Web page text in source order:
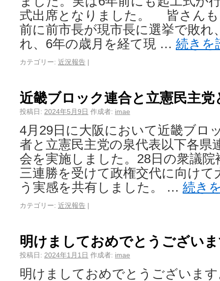
式出席となりました。 皆さんも
前に前市長が現市長に選挙で敗れ
れ、6年の歳月を経て現 … 続きを
カテゴリー: 近況報告 |
近畿ブロック連合と立憲民主党
投稿日: 2024年5月9日 作成者: imae
4月29日に大阪において近畿ブロ
者と立憲民主党の泉代表以下各県
会を実施しました。28日の衆議院
三連勝を受けて政権交代に向け
う実感を共有しました。 … 続き
カテゴリー: 近況報告 |
明けましておめでとうござい
投稿日: 2024年1月1日 作成者: imae
明けましておめでとうございま